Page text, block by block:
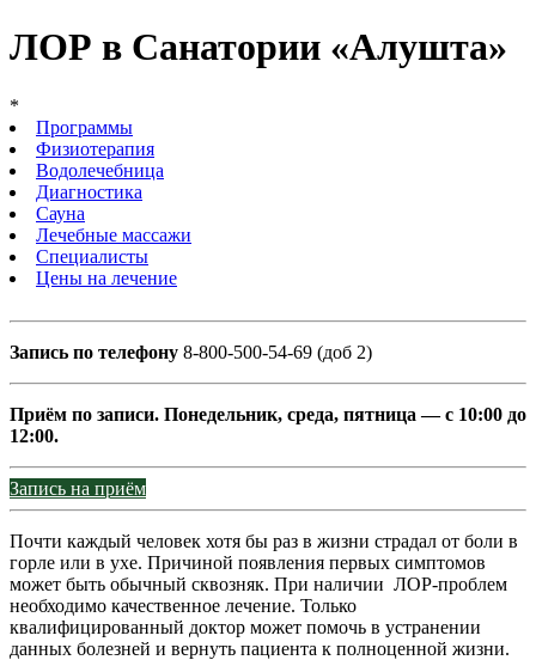
ЛОР в Санатории «Алушта»
*
Программы
Физиотерапия
Водолечебница
Диагностика
Сауна
Лечебные массажи
Специалисты
Цены на лечение
Запись по телефону 8-800-500-54-69 (доб 2)
Приём по записи. Понедельник, среда, пятница — с 10:00 до
12:00.
Запись на приём
Почти каждый человек хотя бы раз в жизни страдал от боли в
горле или в ухе. Причиной появления первых симптомов
может быть обычный сквозняк. При наличии ЛОР-проблем
необходимо качественное лечение. Только
квалифицированный доктор может помочь в устранении
данных болезней и вернуть пациента к полноценной жизни.